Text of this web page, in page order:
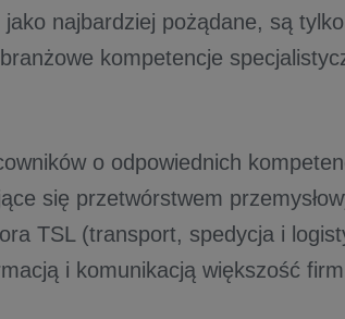
jako najbardziej pożądane, są
kompetencje
o odpowiednich
się przetwórstwem
TSL (transport, spedycja i
i komunikacją większość